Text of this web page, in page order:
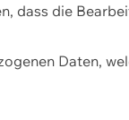
dass die
Daten,